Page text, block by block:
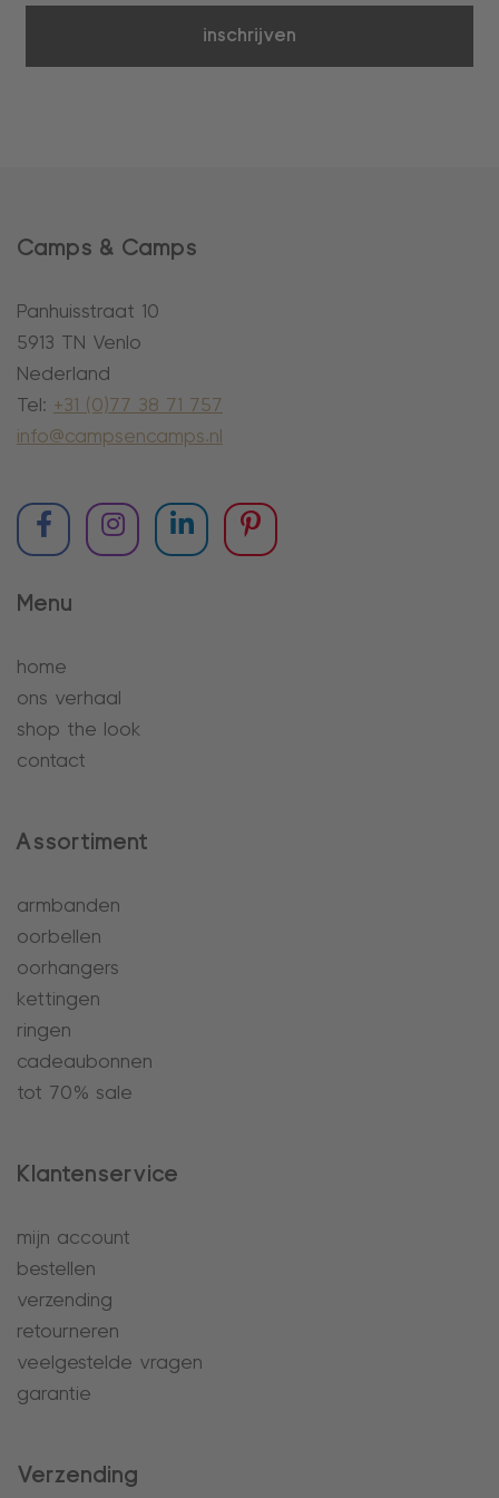
inschrijven
Camps & Camps
Panhuisstraat 10
5913 TN Venlo
Nederland
Tel: +31 (0)77 38 71 757
info@campsencamps.nl
Menu
home
ons verhaal
shop the look
contact
Assortiment
armbanden
oorbellen
oorhangers
kettingen
ringen
cadeaubonnen
tot 70% sale
Klantenservice
mijn account
bestellen
verzending
retourneren
veelgestelde vragen
garantie
Verzending